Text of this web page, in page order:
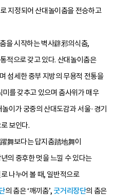
지정되어 산대놀이춤을 전승하고
을 시작하는 벽사辟邪의식춤,
적으로 갖고 있다. 산대놀이춤은
섬세한 중부 지방의 무용적 전통을
를 갖추고 있으며 춤사위가 매우
이가 궁중의 산대도감과 서울·경기
보인다.
舞보다는 답지춤踏地舞이
의 중후한 멋을 느낄 수 있다는
나누어 볼 때, 일반적으로
의 춤은 ‘깨끼춤’, 굿거리장단의 춤은